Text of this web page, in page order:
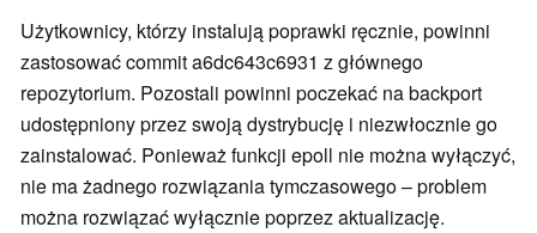
Użytkownicy, którzy instalują poprawki ręcznie, powinni
zastosować commit a6dc643c6931 z głównego
repozytorium. Pozostali powinni poczekać na backport
udostępniony przez swoją dystrybucję i niezwłocznie go
zainstalować. Ponieważ funkcji epoll nie można wyłączyć,
nie ma żadnego rozwiązania tymczasowego – problem
można rozwiązać wyłącznie poprzez aktualizację.